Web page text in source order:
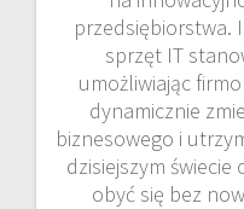
przedsiębiorstwa.
sprzęt IT
umożliwiając
dynamicznie
biznesowego i
dzisiejszym
obyć się bez